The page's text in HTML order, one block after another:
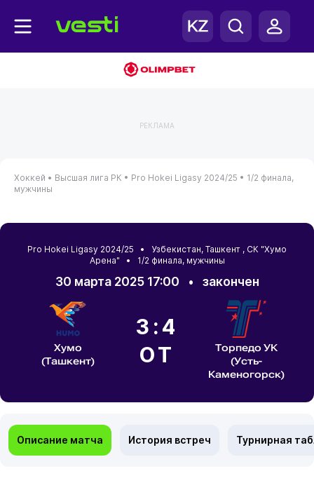
РЕКЛАМА
Хоккей • Высшая лига РК • Pro Hokei Ligasy 2024/25 • 1/2 финала,
мужчины
Pro Hokei Ligasy 2024/25 • Узбекистан, Ташкент , СК "Хумо
Арена" • 1/2 финала, мужчины
30 марта 2025 17:00 • закончен
Хумо
(Ташкент)
3:4
ОТ
Торпедо УК
(Усть-
Каменогорск)
Описание матча История встреч Турнирная